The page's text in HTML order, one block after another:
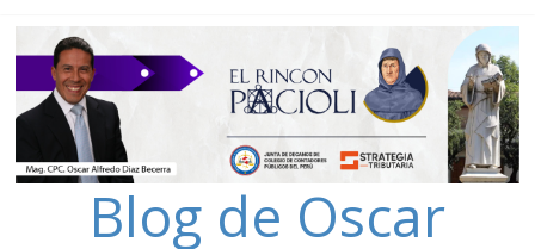
Blog de Oscar